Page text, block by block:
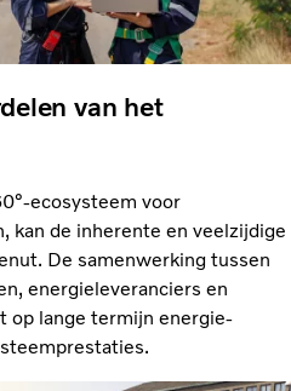
van het
ecosysteem voor
de inherente en veelzijdige
De samenwerking tussen
energieleveranciers en
op lange termijn energie-